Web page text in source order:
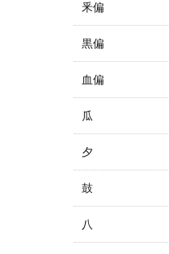
釆偏
黒偏
血偏
瓜
夕
鼓
八